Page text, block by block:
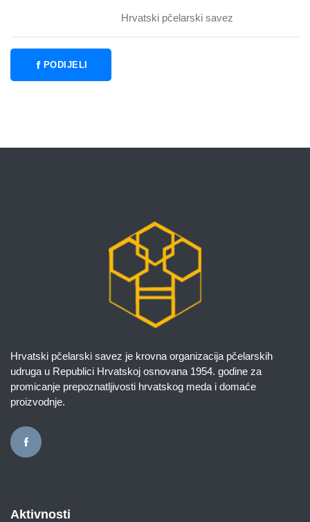
Hrvatski pčelarski savez
PODIJELI
Hrvatski pčelarski savez je krovna organizacija pčelarskih
udruga u Republici Hrvatskoj osnovana 1954. godine za
promicanje prepoznatljivosti hrvatskog meda i domaće
proizvodnje.
Aktivnosti